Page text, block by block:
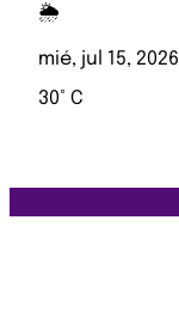
🌦️
mié, jul 15, 2026
30° C